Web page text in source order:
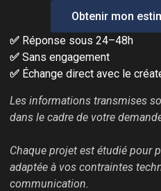
Obtenir mon
✅ Réponse sous 24–48h
✅ Sans engagement
✅ Échange direct avec le
Les informations transmises
dans le cadre de votre
Chaque projet est étudié pour
adaptée à vos contraintes
communication.